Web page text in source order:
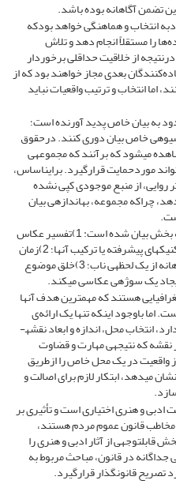
تضمن آگاهانه بوده باشد.
انتخاب و هماهنگی خواهد بودکه
را مستقلاً انجام دهد و تلاش
از خلاقیت حداقلی برخوردار
بعدی مجاز خواهند بود که از
اما انتخاب و ترتیب واقعیات نباید
به بیان خاص پدید­ آورنده است؛
خاص بیان دوری کنند. درحقوق
می­شود که برآنند که مجموعه­ی
موردحمایت قرارگیرد. براین­اساس،
از منبع موجودی کپی نشده
چراکه مجموعه، به­اندازه­ی بیان
شرایط احراز اصالت در آثار عکاسی در سه بخش بیان شده است: 1)تفسیر عکاس
از زاویه، نور، سایه، ارائه، تأثیر فیلترها، تکنیک­های پیشرفته یا ترکیب آن­ها؛ 2)زمان
عکس گرفتن، تصویربرداری عالمانه و آگاهانه از یک لحظه­ی ناب؛ 3)خلق موضوع
یک سوژه­ی عکاسی می­کند.
هستند که مهم­ترین هدف آن­ها
اما باوجود اینکه تنها یک ارائه‌ی
صحیح از آنچه زمین به­نظر می‌رسد وجود دارد، انتخاب محل، اندازه و ابعاد نقشه­
که نتیجه­ی مهارت و قضاوت
واقعیت در یک محل خاص را ازطریق
می­دهد، ابتکار لازم برای اصالت و
ادبی و هنری اختیاری است و تأثیری بر
قانون عموم مردم هستند،
قابل­توجهی از آثار ادبی و هنری را
در قانون، مباحث مربوط به
تصریح قانون­گذار قرارگیرد.